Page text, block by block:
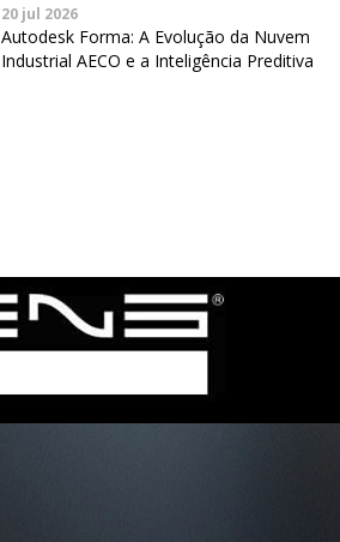
20 jul 2026
Autodesk Forma: A Evolução da Nuvem
Industrial AECO e a Inteligência Preditiva